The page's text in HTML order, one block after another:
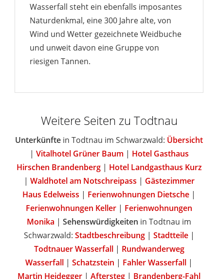
Wasserfall steht ein ebenfalls imposantes
Naturdenkmal, eine 300 Jahre alte, von
Wind und Wetter gezeichnete Weidbuche
und unweit davon eine Gruppe von
riesigen Tannen.
Weitere Seiten zu Todtnau
Unterkünfte in Todtnau im Schwarzwald: Übersicht
| Vitalhotel Grüner Baum | Hotel Gasthaus
Hirschen Brandenberg| Hotel Landgasthaus Kurz
| Waldhotel am Notschreipass | Gästezimmer
Haus Edelweiss | Ferienwohnungen Dietsche |
Ferienwohnungen Keller | Ferienwohnungen
Monika | Sehenswürdigkeiten in Todtnau im
Schwarzwald: Stadtbeschreibung| Stadtteile|
Todtnauer Wasserfall| Rundwanderweg
Wasserfall | Schatzstein | Fahler Wasserfall |
Martin Heidegger | Aftersteg | Brandenberg-Fahl